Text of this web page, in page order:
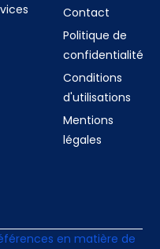
Contact
Politique de
confidentialité
Conditions
d'utilisations
Mentions
légales
en matière de